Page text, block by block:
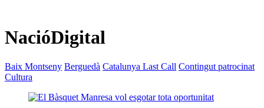
NacióDigital
Baix Montseny Berguedà Catalunya Last Call Contingut patrocinat
Cultura